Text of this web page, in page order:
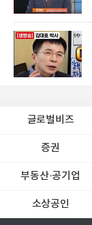
글로벌비즈
증권
부동산·공기업
소상공인